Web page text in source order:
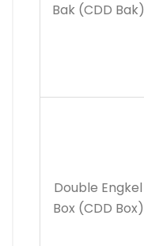
Bak (CDD Bak)
Double Engkel
Box (CDD Box)